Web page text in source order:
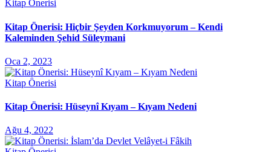
Kitap Önerisi
Kitap Önerisi: Hiçbir Şeyden Korkmuyorum – Kendi
Kaleminden Şehid Süleymani
Oca 2, 2023
Kitap Önerisi
Kitap Önerisi: Hüseynî Kıyam – Kıyam Nedeni
Ağu 4, 2022